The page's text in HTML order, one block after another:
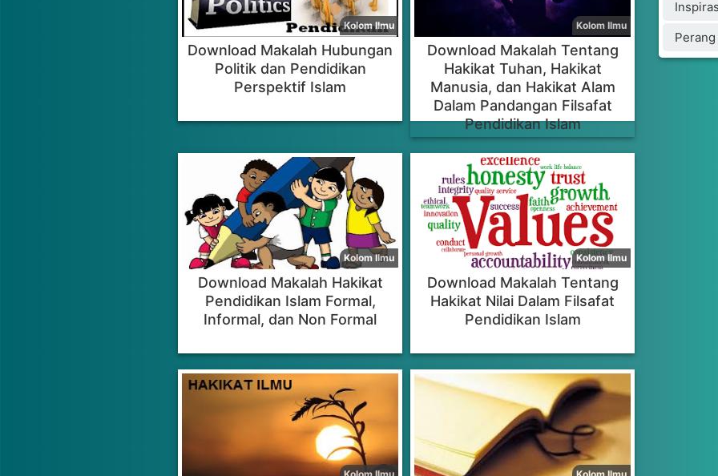
Download Makalah Hubungan
Politik dan Pendidikan
Perspektif Islam
Download Makalah Tentang
Hakikat Tuhan, Hakikat
Manusia, dan Hakikat Alam
Dalam Pandangan Filsafat
Pendidikan Islam
Download Makalah Hakikat
Pendidikan Islam Formal,
Informal, dan Non Formal
Download Makalah Tentang
Hakikat Nilai Dalam Filsafat
Pendidikan Islam